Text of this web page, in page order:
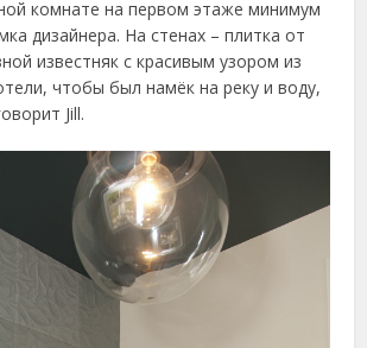
комнате на первом этаже минимум
дизайнера. На стенах – плитка от
известняк с красивым узором из
чтобы был намёк на реку и воду,
Jill.